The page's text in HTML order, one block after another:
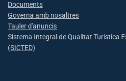
Documents
Governa amb nosaltres
Tauler d'anuncis
Sistema Integral de Qualitat Turística
(SICTED)